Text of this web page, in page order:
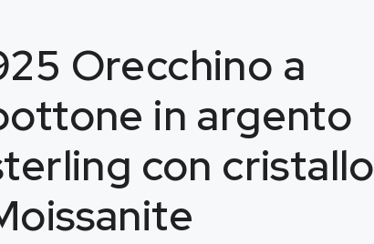
Orecchino a
in argento
con cristallo